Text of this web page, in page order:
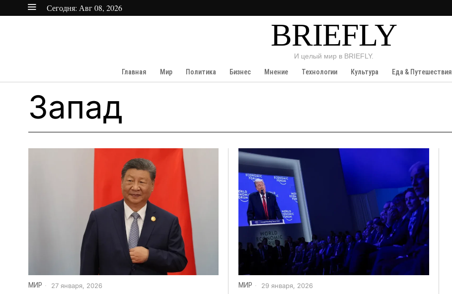
Сегодня: Авг 08, 2026
BRIEFLY
И целый мир в BRIEFLY.
Главная
Мир Политика Бизнес Мнение Технологии Культура Еда & Путешествия
Запад
МИР 27 января, 2026 МИР 29 января, 2026